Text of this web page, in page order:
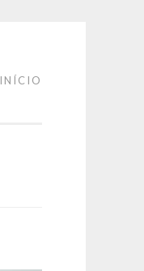
INÍCIO